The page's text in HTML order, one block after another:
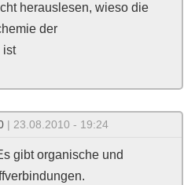
herauslesen, wieso die
der
ist
| 23.08.2010 - 19:24
gibt organische und